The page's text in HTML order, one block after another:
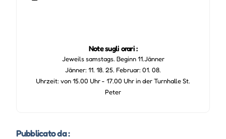
Note sugli orari :
Jeweils samstags. Beginn 11.Jänner
Jänner: 11. 18. 25. Februar: 01. 08.
Uhrzeit: von 15.00 Uhr - 17.00 Uhr in der Turnhalle St.
Peter
Pubblicato da :